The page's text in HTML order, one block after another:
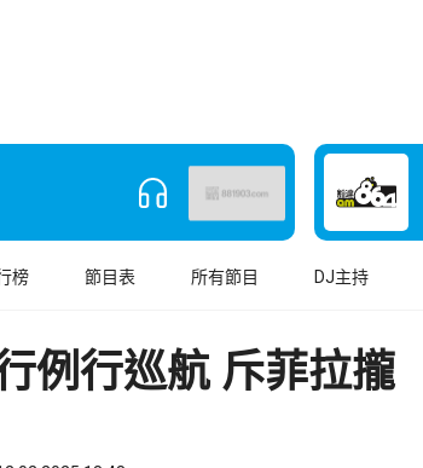
榜 節目表 所有節目 DJ主持
例行巡航 斥菲拉攏